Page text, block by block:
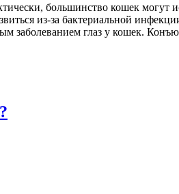
большинство кошек
из-за бактериальной
заболеванием глаз у кошек.